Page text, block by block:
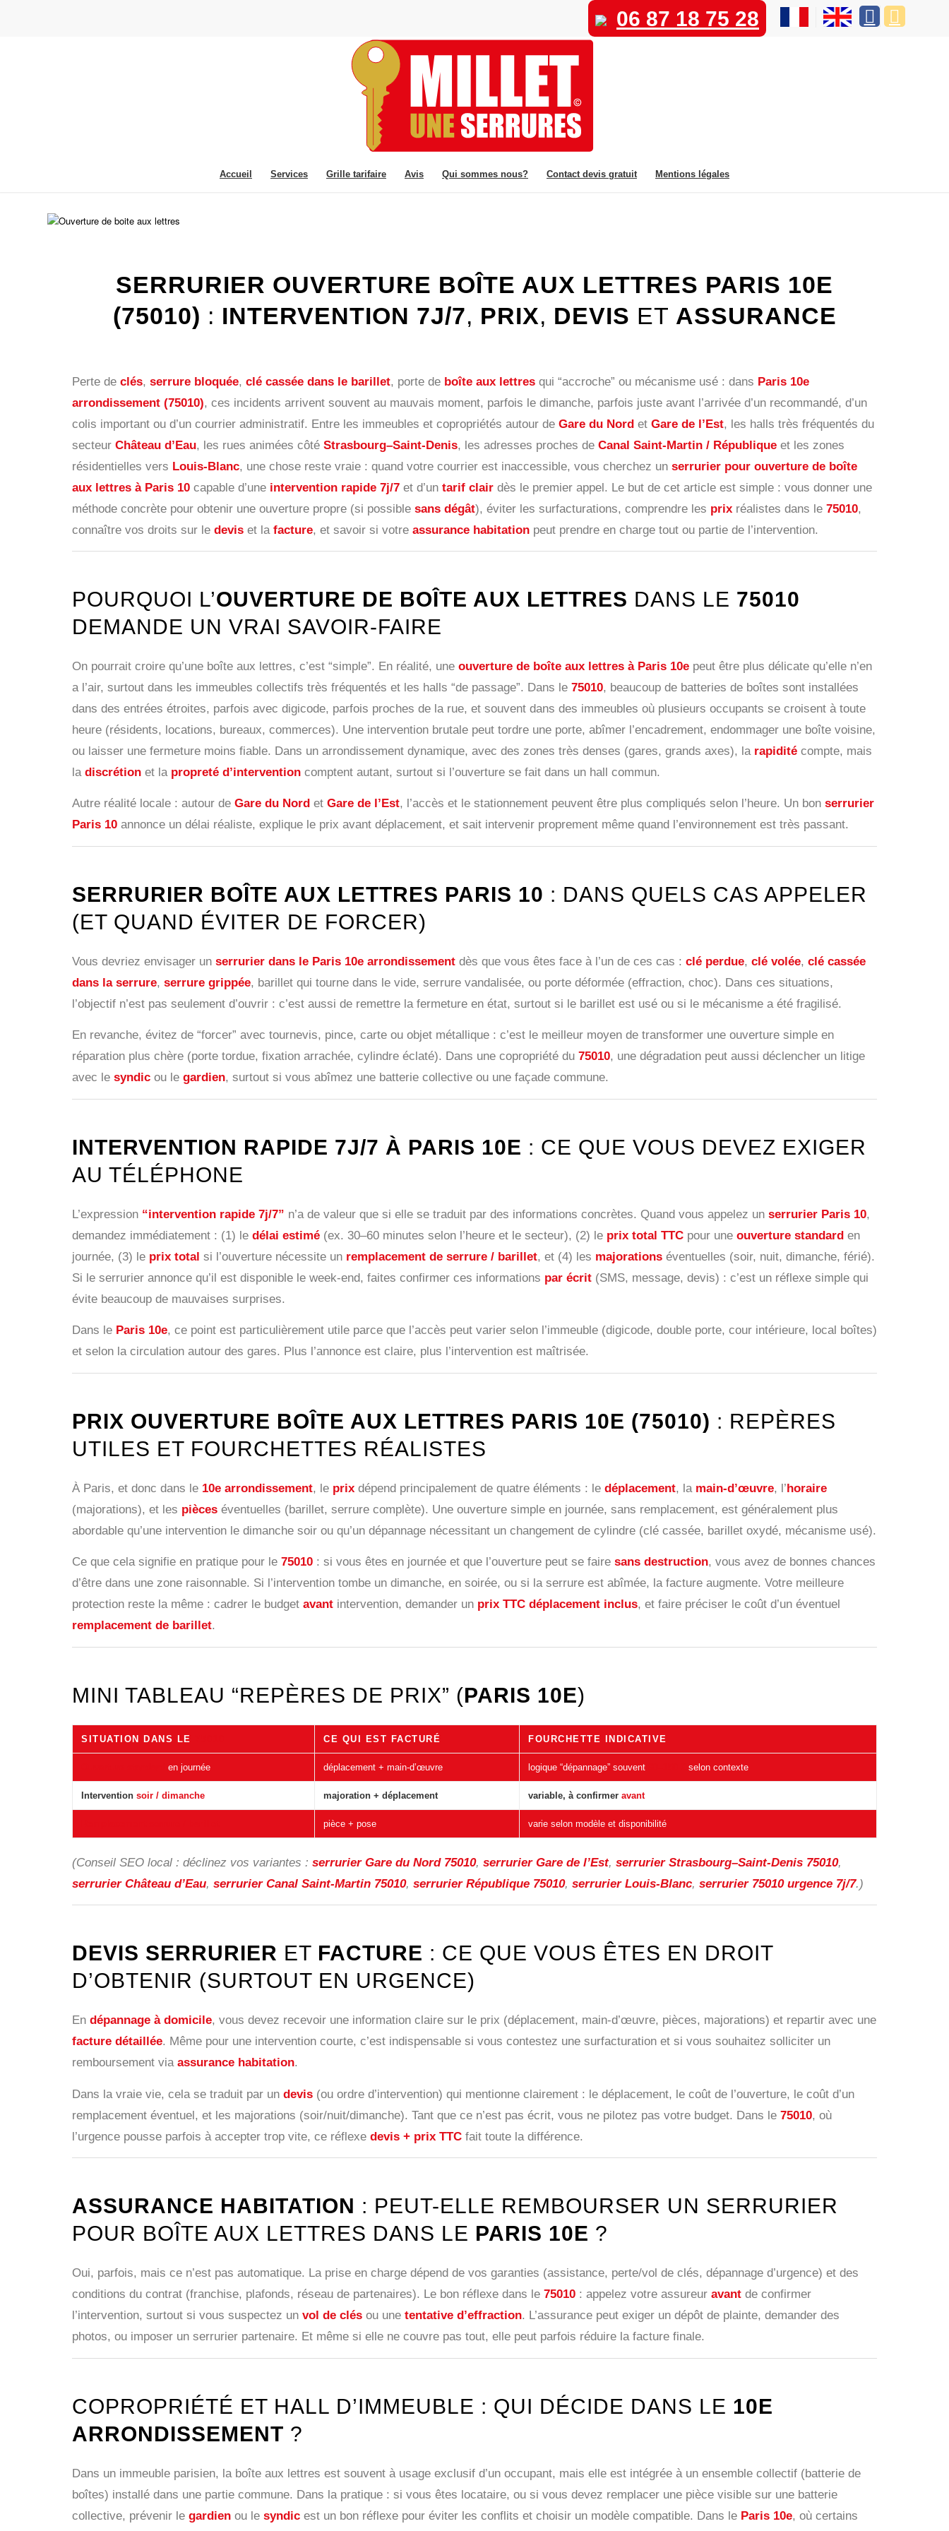
06 87 18 75 28
Accueil Services Grille tarifaire Avis Qui sommes nous? Contact devis gratuit Mentions légales
SERRURIER OUVERTURE BOÎTE AUX LETTRES PARIS 10E
(75010) : INTERVENTION 7J/7, PRIX, DEVIS ET ASSURANCE
Perte de clés, serrure bloquée, clé cassée dans le barillet, porte de boîte aux lettres qui “accroche” ou mécanisme usé : dans Paris 10e
arrondissement (75010), ces incidents arrivent souvent au mauvais moment, parfois le dimanche, parfois juste avant l’arrivée d’un recommandé, d’un
colis important ou d’un courrier administratif. Entre les immeubles et copropriétés autour de Gare du Nord et Gare de l’Est, les halls très fréquentés du
secteur Château d’Eau, les rues animées côté Strasbourg–Saint-Denis, les adresses proches de Canal Saint-Martin / République et les zones
résidentielles vers Louis-Blanc, une chose reste vraie : quand votre courrier est inaccessible, vous cherchez un serrurier pour ouverture de boîte
aux lettres à Paris 10 capable d’une intervention rapide 7j/7 et d’un tarif clair dès le premier appel. Le but de cet article est simple : vous donner une
méthode concrète pour obtenir une ouverture propre (si possible sans dégât), éviter les surfacturations, comprendre les prix réalistes dans le 75010,
connaître vos droits sur le devis et la facture, et savoir si votre assurance habitation peut prendre en charge tout ou partie de l’intervention.
POURQUOI L’OUVERTURE DE BOÎTE AUX LETTRES DANS LE 75010
DEMANDE UN VRAI SAVOIR-FAIRE
On pourrait croire qu’une boîte aux lettres, c’est “simple”. En réalité, une ouverture de boîte aux lettres à Paris 10e peut être plus délicate qu’elle n’en
a l’air, surtout dans les immeubles collectifs très fréquentés et les halls “de passage”. Dans le 75010, beaucoup de batteries de boîtes sont installées
dans des entrées étroites, parfois avec digicode, parfois proches de la rue, et souvent dans des immeubles où plusieurs occupants se croisent à toute
heure (résidents, locations, bureaux, commerces). Une intervention brutale peut tordre une porte, abîmer l’encadrement, endommager une boîte voisine,
ou laisser une fermeture moins fiable. Dans un arrondissement dynamique, avec des zones très denses (gares, grands axes), la rapidité compte, mais
la discrétion et la propreté d’intervention comptent autant, surtout si l’ouverture se fait dans un hall commun.
Autre réalité locale : autour de Gare du Nord et Gare de l’Est, l’accès et le stationnement peuvent être plus compliqués selon l’heure. Un bon serrurier
Paris 10 annonce un délai réaliste, explique le prix avant déplacement, et sait intervenir proprement même quand l’environnement est très passant.
SERRURIER BOÎTE AUX LETTRES PARIS 10 : DANS QUELS CAS APPELER
(ET QUAND ÉVITER DE FORCER)
Vous devriez envisager un serrurier dans le Paris 10e arrondissement dès que vous êtes face à l’un de ces cas : clé perdue, clé volée, clé cassée
dans la serrure, serrure grippée, barillet qui tourne dans le vide, serrure vandalisée, ou porte déformée (effraction, choc). Dans ces situations,
l’objectif n’est pas seulement d’ouvrir : c’est aussi de remettre la fermeture en état, surtout si le barillet est usé ou si le mécanisme a été fragilisé.
En revanche, évitez de “forcer” avec tournevis, pince, carte ou objet métallique : c’est le meilleur moyen de transformer une ouverture simple en
réparation plus chère (porte tordue, fixation arrachée, cylindre éclaté). Dans une copropriété du 75010, une dégradation peut aussi déclencher un litige
avec le syndic ou le gardien, surtout si vous abîmez une batterie collective ou une façade commune.
INTERVENTION RAPIDE 7J/7 À PARIS 10E : CE QUE VOUS DEVEZ EXIGER
AU TÉLÉPHONE
L’expression “intervention rapide 7j/7” n’a de valeur que si elle se traduit par des informations concrètes. Quand vous appelez un serrurier Paris 10,
demandez immédiatement : (1) le délai estimé (ex. 30–60 minutes selon l’heure et le secteur), (2) le prix total TTC pour une ouverture standard en
journée, (3) le prix total si l’ouverture nécessite un remplacement de serrure / barillet, et (4) les majorations éventuelles (soir, nuit, dimanche, férié).
Si le serrurier annonce qu’il est disponible le week-end, faites confirmer ces informations par écrit (SMS, message, devis) : c’est un réflexe simple qui
évite beaucoup de mauvaises surprises.
Dans le Paris 10e, ce point est particulièrement utile parce que l’accès peut varier selon l’immeuble (digicode, double porte, cour intérieure, local boîtes)
et selon la circulation autour des gares. Plus l’annonce est claire, plus l’intervention est maîtrisée.
PRIX OUVERTURE BOÎTE AUX LETTRES PARIS 10E (75010) : REPÈRES
UTILES ET FOURCHETTES RÉALISTES
À Paris, et donc dans le 10e arrondissement, le prix dépend principalement de quatre éléments : le déplacement, la main-d’œuvre, l’horaire
(majorations), et les pièces éventuelles (barillet, serrure complète). Une ouverture simple en journée, sans remplacement, est généralement plus
abordable qu’une intervention le dimanche soir ou qu’un dépannage nécessitant un changement de cylindre (clé cassée, barillet oxydé, mécanisme usé).
Ce que cela signifie en pratique pour le 75010 : si vous êtes en journée et que l’ouverture peut se faire sans destruction, vous avez de bonnes chances
d’être dans une zone raisonnable. Si l’intervention tombe un dimanche, en soirée, ou si la serrure est abîmée, la facture augmente. Votre meilleure
protection reste la même : cadrer le budget avant intervention, demander un prix TTC déplacement inclus, et faire préciser le coût d’un éventuel
remplacement de barillet.
MINI TABLEAU “REPÈRES DE PRIX” (PARIS 10E)
SITUATION DANS LE CE QUI EST FACTURÉ FOURCHETTE INDICATIVE
en journée déplacement + main-d’œuvre logique “dépannage” souvent selon contexte
Intervention soir / dimanche majoration + déplacement variable, à confirmer avant
pièce + pose varie selon modèle et disponibilité
(Conseil SEO local : déclinez vos variantes : serrurier Gare du Nord 75010, serrurier Gare de l’Est, serrurier Strasbourg–Saint-Denis 75010,
serrurier Château d’Eau, serrurier Canal Saint-Martin 75010, serrurier République 75010, serrurier Louis-Blanc, serrurier 75010 urgence 7j/7.)
DEVIS SERRURIER ET FACTURE : CE QUE VOUS ÊTES EN DROIT
D’OBTENIR (SURTOUT EN URGENCE)
En dépannage à domicile, vous devez recevoir une information claire sur le prix (déplacement, main-d’œuvre, pièces, majorations) et repartir avec une
facture détaillée. Même pour une intervention courte, c’est indispensable si vous contestez une surfacturation et si vous souhaitez solliciter un
remboursement via assurance habitation.
Dans la vraie vie, cela se traduit par un devis (ou ordre d’intervention) qui mentionne clairement : le déplacement, le coût de l’ouverture, le coût d’un
remplacement éventuel, et les majorations (soir/nuit/dimanche). Tant que ce n’est pas écrit, vous ne pilotez pas votre budget. Dans le 75010, où
l’urgence pousse parfois à accepter trop vite, ce réflexe devis + prix TTC fait toute la différence.
ASSURANCE HABITATION : PEUT-ELLE REMBOURSER UN SERRURIER
POUR BOÎTE AUX LETTRES DANS LE PARIS 10E ?
Oui, parfois, mais ce n’est pas automatique. La prise en charge dépend de vos garanties (assistance, perte/vol de clés, dépannage d’urgence) et des
conditions du contrat (franchise, plafonds, réseau de partenaires). Le bon réflexe dans le 75010 : appelez votre assureur avant de confirmer
l’intervention, surtout si vous suspectez un vol de clés ou une tentative d’effraction. L’assurance peut exiger un dépôt de plainte, demander des
photos, ou imposer un serrurier partenaire. Et même si elle ne couvre pas tout, elle peut parfois réduire la facture finale.
COPROPRIÉTÉ ET HALL D’IMMEUBLE : QUI DÉCIDE DANS LE 10E
ARRONDISSEMENT ?
Dans un immeuble parisien, la boîte aux lettres est souvent à usage exclusif d’un occupant, mais elle est intégrée à un ensemble collectif (batterie de
boîtes) installé dans une partie commune. Dans la pratique : si vous êtes locataire, ou si vous devez remplacer une pièce visible sur une batterie
collective, prévenir le gardien ou le syndic est un bon réflexe pour éviter les conflits et choisir un modèle compatible. Dans le Paris 10e, où certains